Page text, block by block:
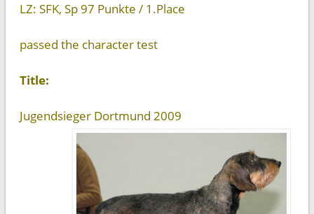
LZ: SFK, Sp 97 Punkte / 1.Place
passed the character test
Title:
Jugendsieger Dortmund 2009